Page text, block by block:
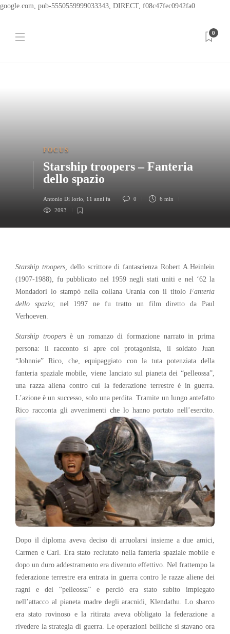
google.com, pub-5550559999033343, DIRECT, f08c47fec0942fa0
0
FOCUS
Starship troopers – Fanteria
dello spazio
Antonio Di Iorio 11 anni fa 0
6 min
2093
Starship troopers, dello scrittore di fantascienza Robert A.Heinlein
(1907-1988), fu pubblicato nel 1959 negli stati uniti e nel ‘62 la
Mondadori lo stampò nella collana Urania con il titolo Fanteria
dello spazio; nel 1997 ne fu tratto un film diretto da Paul
Verhoeven.
Starship troopersè un romanzo di formazione narrato in prima
persona: il racconto si apre col protagonista, il soldato Juan
“Johnnie” Rico, che, equipaggiato con la tuta potenziata della
fanteria spaziale mobile, viene lanciato sul pianeta dei “pelleossa”,
una razza aliena contro cui la federazione terrestre è in guerra.
L’azione è un successo, solo una perdita. Tramite un lungo antefatto
Rico racconta gli avvenimenti che lo hanno portato nell’esercito.
Dopo il diploma aveva deciso di arruolarsi insieme a due amici,
Carmen e Carl. Era stato reclutato nella fanteria spaziale mobile e
dopo un duro addestramento era divenuto effettivo. Nel frattempo la
federazione terrestre era entrata in guerra contro le razze aliene dei
ragni e dei “pelleossa” e perciò era stato subito impiegato
nell’attacco al pianeta madre degli aracnidi, Klendathu. Lo sbarco
era stato rovinoso e la ritirata aveva obbligato la federazione a
rivedere la strategia di guerra. Le operazioni belliche si stavano ora